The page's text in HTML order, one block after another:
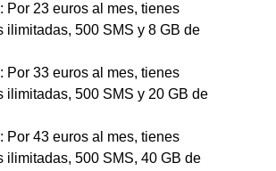
Por 23 euros al mes, tienes
ilimitadas, 500 SMS y 8 GB de
Por 33 euros al mes, tienes
ilimitadas, 500 SMS y 20 GB de
Por 43 euros al mes, tienes
ilimitadas, 500 SMS, 40 GB de